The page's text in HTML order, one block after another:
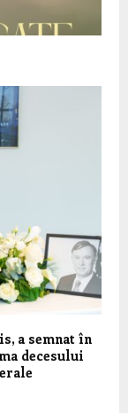
a semnat în
decesului